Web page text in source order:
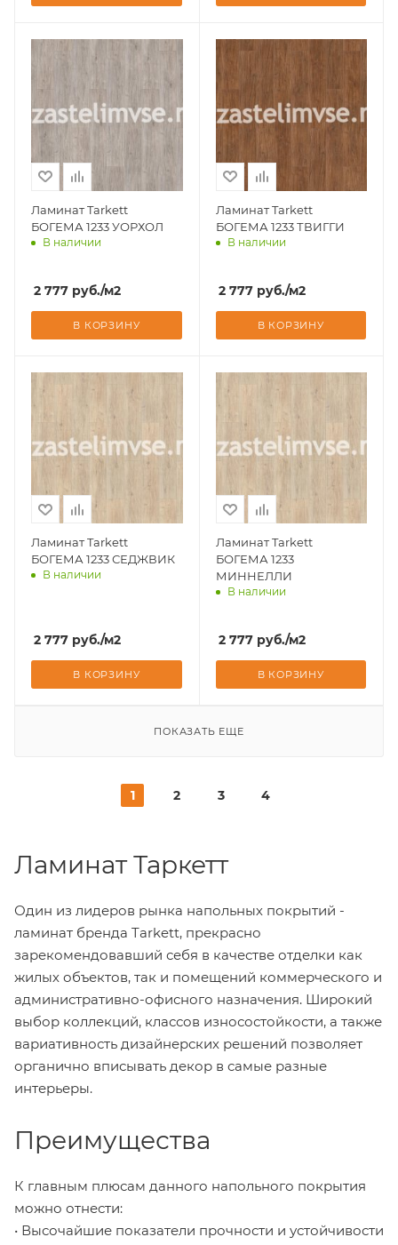
Ламинат Tarkett
БОГЕМА 1233 УОРХОЛ
В наличии
2 777 руб./м2
В КОРЗИНУ
Ламинат Tarkett
БОГЕМА 1233 ТВИГГИ
В наличии
2 777руб./м2
В КОРЗИНУ
Ламинат Tarkett
БОГЕМА 1233 СЕДЖВИК
В наличии
2 777 руб./м2
В КОРЗИНУ
Ламинат Tarkett
БОГЕМА 1233
МИННЕЛЛИ
В наличии
2 777руб./м2
В КОРЗИНУ
ПОКАЗАТЬ ЕЩЕ
1 2 3 4
Ламинат Таркетт
Один из лидеров рынка напольных покрытий -
ламинат бренда Tarkett, прекрасно
зарекомендовавший себя в качестве отделки как
жилых объектов, так и помещений коммерческого и
административно-офисного назначения. Широкий
выбор коллекций, классов износостойкости, а также
вариативность дизайнерских решений позволяет
органично вписывать декор в самые разные
интерьеры.
Преимущества
К главным плюсам данного напольного покрытия
можно отнести:
• Высочайшие показатели прочности и устойчивости